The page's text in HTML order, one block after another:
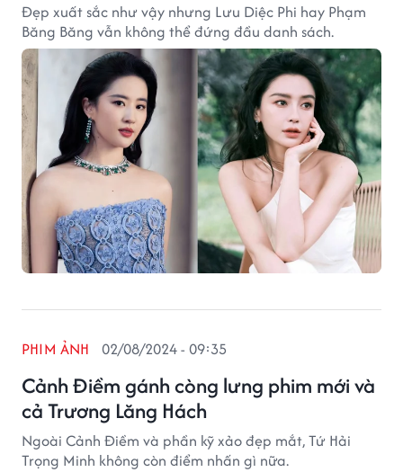
Đẹp xuất sắc như vậy nhưng Lưu Diệc Phi hay Phạm
Băng Băng vẫn không thể đứng đầu danh sách.
Cảnh Điềm gánh còng lưng phim mới và
cả Trương Lăng Hách
PHIM ẢNH 02/08/2024 - 09:35
Ngoài Cảnh Điềm và phần kỹ xảo đẹp mắt, Tứ Hải
Trọng Minh không còn điểm nhấn gì nữa.